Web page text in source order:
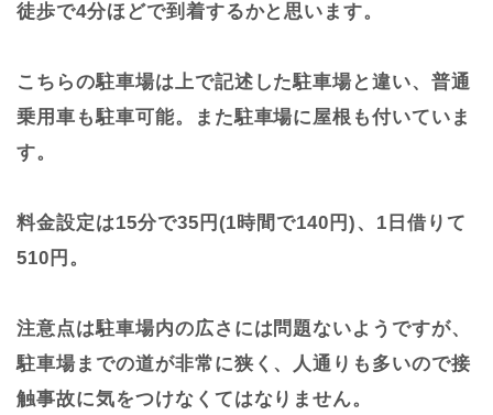
徒歩で4分ほどで到着するかと思います。
こちらの駐車場は上で記述した駐車場と違い、普通
乗用車も駐車可能。また駐車場に屋根も付いていま
す。
料金設定は15分で35円(1時間で140円)、1日借りて
510円。
注意点は駐車場内の広さには問題ないようですが、
駐車場までの道が非常に狭く、人通りも多いので接
触事故に気をつけなくてはなりません。